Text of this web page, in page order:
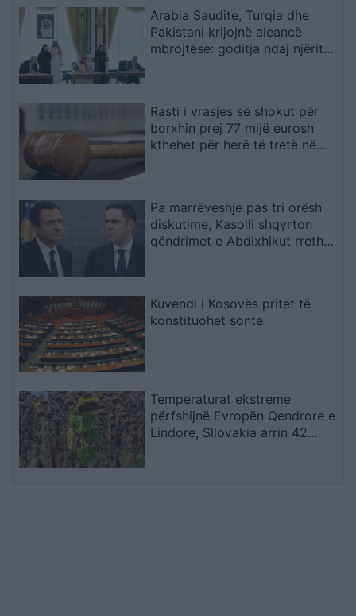
Arabia Saudite, Turqia dhe
Pakistani krijojnë aleancë
mbrojtëse: goditja ndaj njërit
Rasti i vrasjes së shokut për
borxhin prej 77 mijë eurosh
kthehet për herë të tretë në
Pa marrëveshje pas tri orësh
diskutime, Kasolli shqyrton
qëndrimet e Abdixhikut rreth
Kuvendi i Kosovës pritet të
konstituohet sonte
Temperaturat ekstreme
përfshijnë Evropën Qendrore e
Lindore, Sllovakia arrin 42